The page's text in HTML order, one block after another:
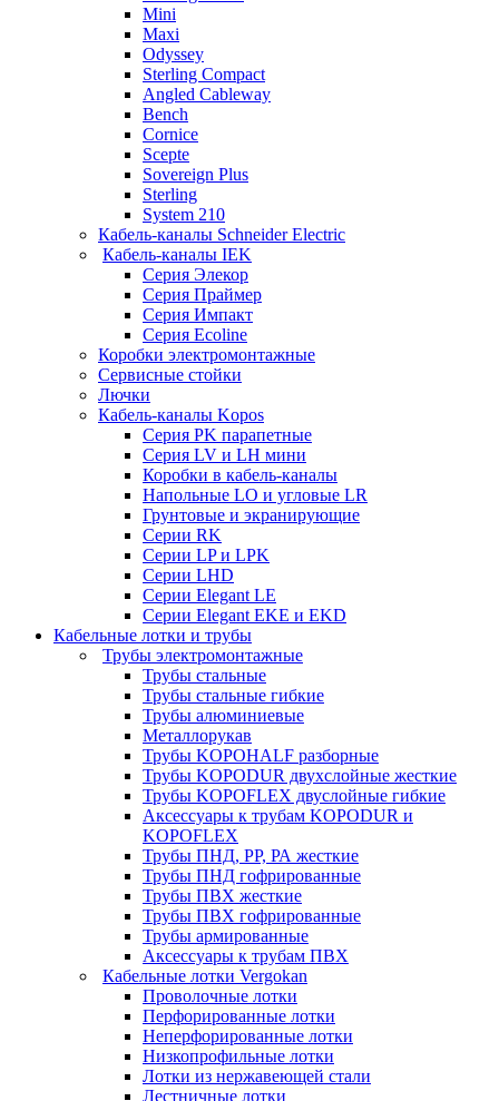
Mini
Maxi
Odyssey
Sterling Compact
Angled Cableway
Bench
Cornice
Scepte
Sovereign Plus
Sterling
System 210
Кабель-каналы Schneider Electric
Кабель-каналы IEK
Серия Элекор
Серия Праймер
Серия Импакт
Серия Ecoline
Коробки электромонтажные
Сервисные стойки
Лючки
Кабель-каналы Kopos
Серия PK парапетные
Серия LV и LH мини
Коробки в кабель-каналы
Напольные LO и угловые LR
Грунтовые и экранирующие
Серии RK
Серии LP и LPK
Серии LHD
Серии Elegant LE
Серии Elegant EKE и EKD
Кабельные лотки и трубы
Трубы электромонтажные
Трубы стальные
Трубы стальные гибкие
Трубы алюминиевые
Металлорукав
Трубы KOPOHALF разборные
Трубы KOPODUR двухслойные жесткие
Трубы KOPOFLEX двуслойные гибкие
Аксессуары к трубам KOPODUR и
KOPOFLEX
Трубы ПНД, РР, РА жесткие
Трубы ПНД гофрированные
Трубы ПВХ жесткие
Трубы ПВХ гофрированные
Трубы армированные
Аксессуары к трубам ПВХ
Кабельные лотки Vergokan
Проволочные лотки
Перфорированные лотки
Неперфорированные лотки
Низкопрофильные лотки
Лотки из нержавеющей стали
Лестничные лотки